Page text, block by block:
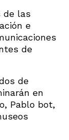
de las
e
de
de
en
Pablo bot,